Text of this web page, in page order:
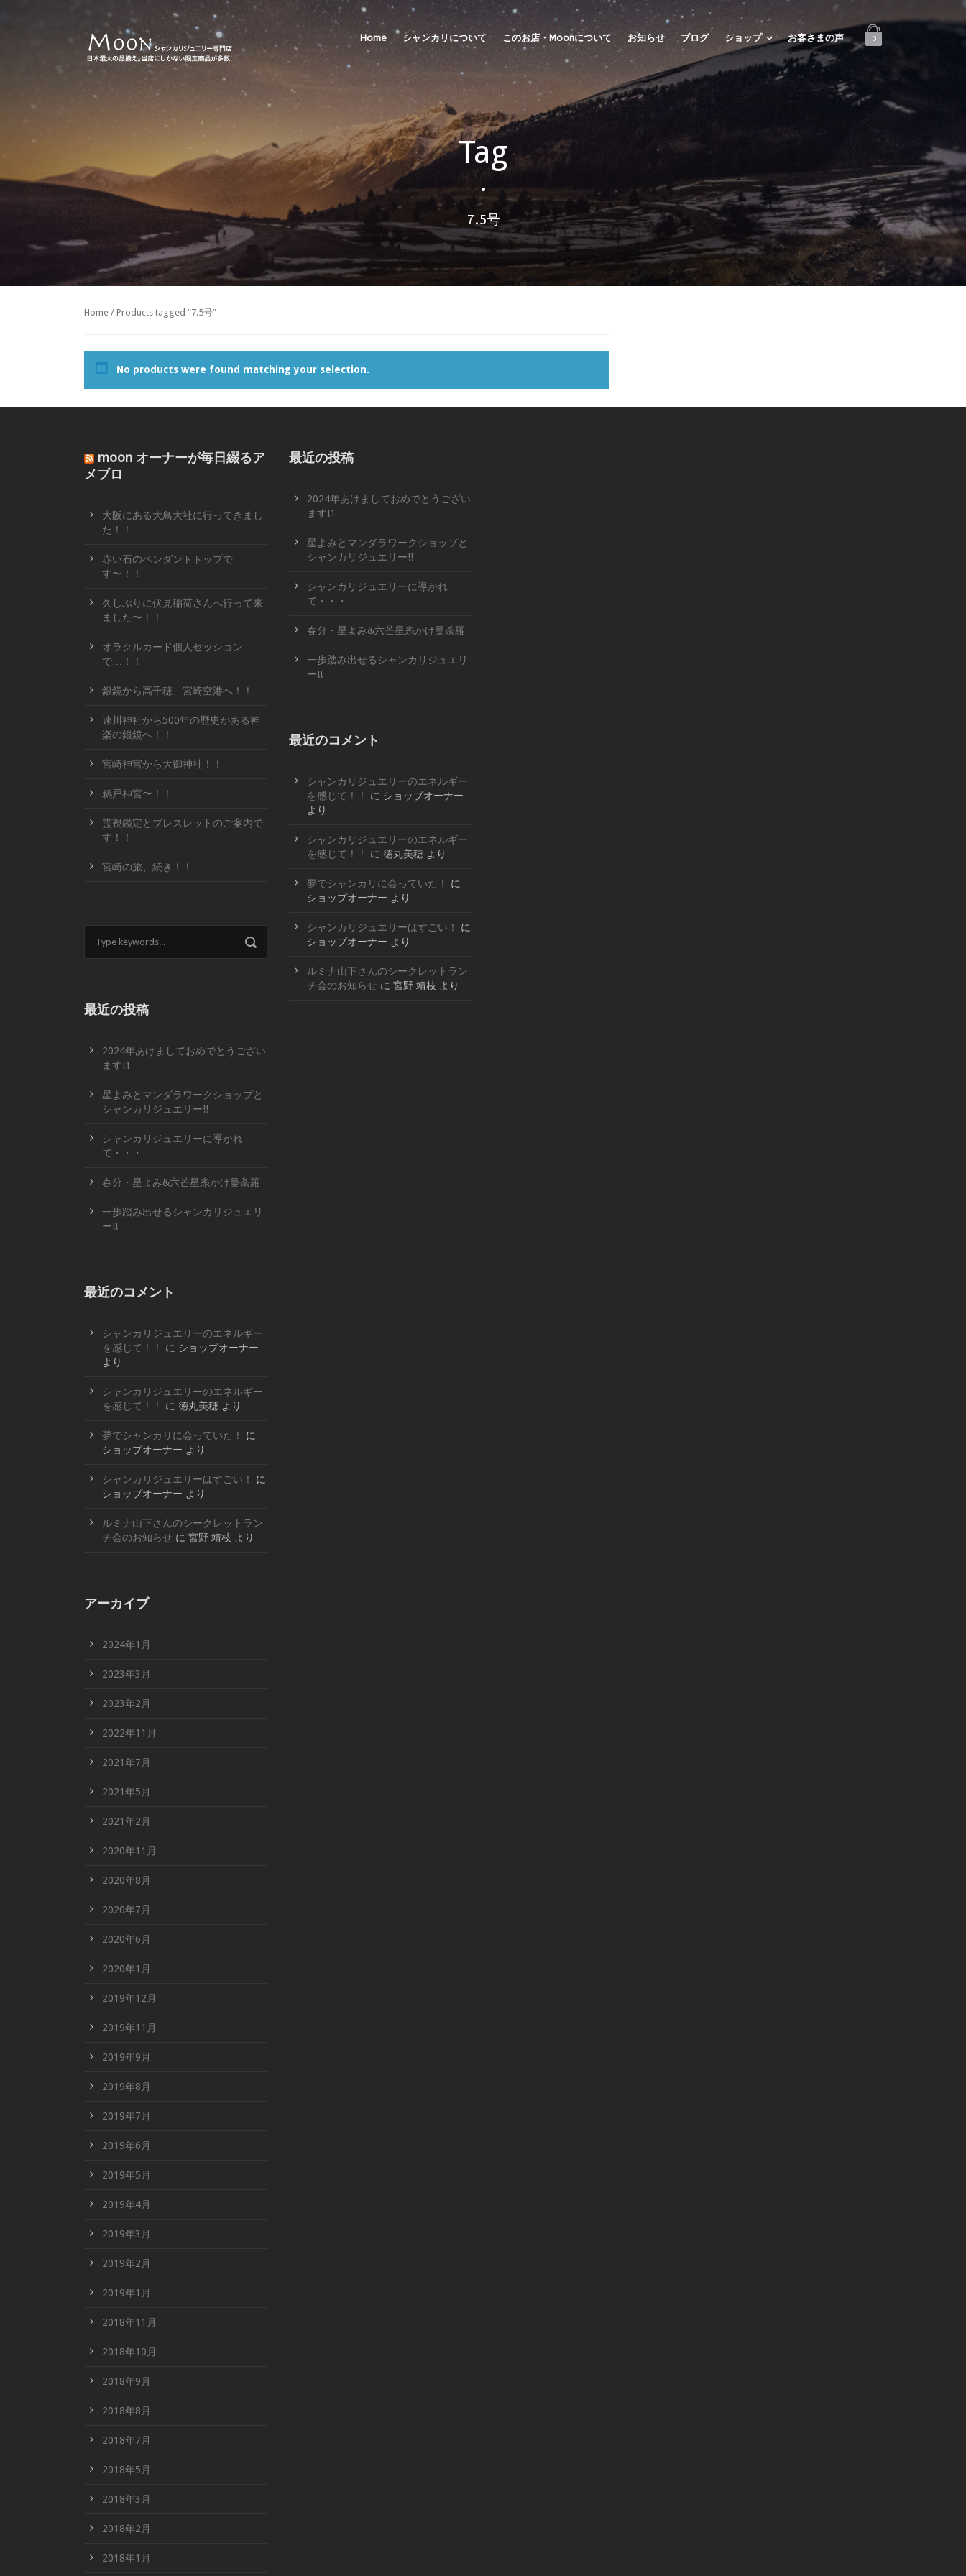
Home シャンカリについて このお店・Moonについて お知らせ ブログ ショップ お客さまの声 0
Tag
•
7.5号
Home / Products tagged “7.5号”
No products were found matching your selection.
moon オーナーが毎日綴るア
メブロ
大阪にある大鳥大社に行ってきまし
た！！
赤い石のペンダントトップで
す〜！！
久しぶりに伏見稲荷さんへ行って来
ました〜！！
オラクルカード個人セッション
で…！！
銀鏡から高千穂、宮崎空港へ！！
速川神社から500年の歴史がある神
楽の銀鏡へ！！
宮崎神宮から大御神社！！
鵜戸神宮〜！！
霊視鑑定とブレスレットのご案内で
す！！
宮崎の旅、続き！！
最近の投稿
2024年あけましておめでとうござい
ます!1
星よみとマンダラワークショップと
シャンカリジュエリー!!
シャンカリジュエリーに導かれ
て・・・
春分・星よみ&六芒星糸かけ曼荼羅
一歩踏み出せるシャンカリジュエリ
ー!!
最近のコメント
シャンカリジュエリーのエネルギー
を感じて！！
に ショップオーナー
より
シャンカリジュエリーのエネルギー
を感じて！！
に 徳丸美穂 より
夢でシャンカリに会っていた！
に
ショップオーナー より
シャンカリジュエリーはすごい！
に
ショップオーナー より
ルミナ山下さんのシークレットラン
チ会のお知らせ に 宮野 靖枝 より
アーカイブ
2024年1月
2023年3月
2023年2月
2022年11月
2021年7月
2021年5月
2021年2月
2020年11月
2020年8月
2020年7月
2020年6月
2020年1月
2019年12月
2019年11月
2019年9月
2019年8月
2019年7月
2019年6月
2019年5月
2019年4月
2019年3月
2019年2月
2019年1月
2018年11月
2018年10月
2018年9月
2018年8月
2018年7月
2018年5月
2018年3月
2018年2月
2018年1月
最近の投稿
2024年あけましておめでとうござい
ます!1
星よみとマンダラワークショップと
シャンカリジュエリー!!
シャンカリジュエリーに導かれ
て・・・
春分・星よみ&六芒星糸かけ曼荼羅
一歩踏み出せるシャンカリジュエリ
ー!!
最近のコメント
シャンカリジュエリーのエネルギー
を感じて！！
に ショップオーナー
より
シャンカリジュエリーのエネルギー
を感じて！！
に 徳丸美穂 より
夢でシャンカリに会っていた！
に
ショップオーナー より
シャンカリジュエリーはすごい！
に
ショップオーナー より
ルミナ山下さんのシークレットラン
チ会のお知らせ に 宮野 靖枝 より